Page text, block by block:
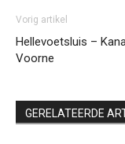
Vorig artikel
Hellevoetsluis –
Voorne
GERELATEERDE